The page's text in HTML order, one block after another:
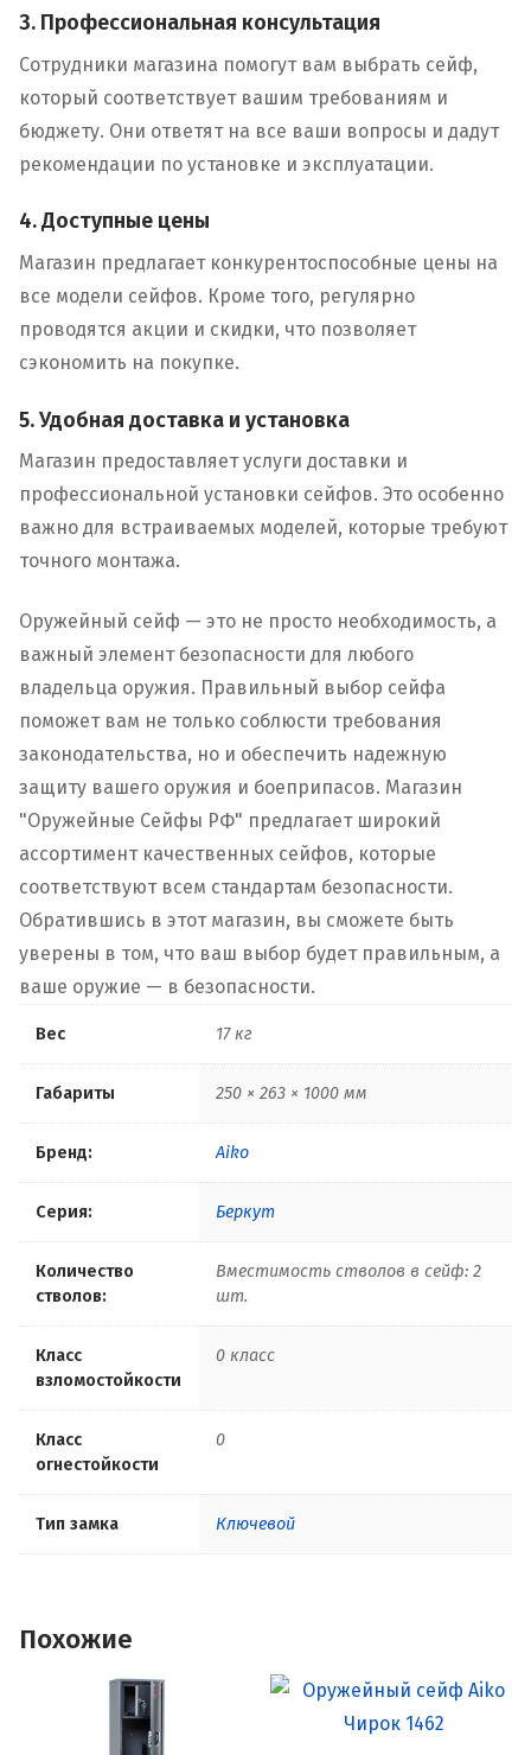
3. Профессиональная консультация
Сотрудники магазина помогут вам выбрать сейф,
который соответствует вашим требованиям и
бюджету. Они ответят на все ваши вопросы и дадут
рекомендации по установке и эксплуатации.
4. Доступные цены
Магазин предлагает конкурентоспособные цены на
все модели сейфов. Кроме того, регулярно
проводятся акции и скидки, что позволяет
сэкономить на покупке.
5. Удобная доставка и установка
Магазин предоставляет услуги доставки и
профессиональной установки сейфов. Это особенно
важно для встраиваемых моделей, которые требуют
точного монтажа.
Оружейный сейф — это не просто необходимость, а
важный элемент безопасности для любого
владельца оружия. Правильный выбор сейфа
поможет вам не только соблюсти требования
законодательства, но и обеспечить надежную
защиту вашего оружия и боеприпасов. Магазин
"Оружейные Сейфы РФ" предлагает широкий
ассортимент качественных сейфов, которые
соответствуют всем стандартам безопасности.
Обратившись в этот магазин, вы сможете быть
уверены в том, что ваш выбор будет правильным, а
ваше оружие — в безопасности.
Вес 17 кг
Габариты 250 × 263 × 1000 мм
Бренд: Aiko
Серия: Беркут
Количество
стволов:
Вместимость стволов в сейф: 2
шт.
Класс
взломостойкости
0 класс
Класс
огнестойкости
0
Тип замка Ключевой
Похожие